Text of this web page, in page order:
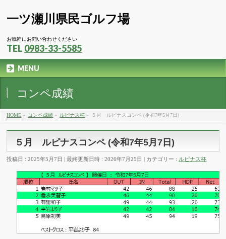
一ツ瀬川県民ゴルフ場
お気軽にお問い合わせください
TEL 0983-33-5585
MENU
コンペ成績
HOME » コンペ成績 » ルピナス杯 » ５月 ルピナスコンペ (令和7年5月7日)
５月 ルピナスコンペ (令和7年5月7日)
投稿日 : 2025年5月7日 最終更新日時 : 2026年7月25日 カテゴリー : ルピナス杯